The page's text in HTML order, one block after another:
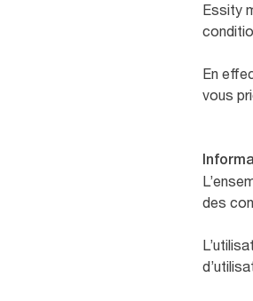
Essity
En
vous
des